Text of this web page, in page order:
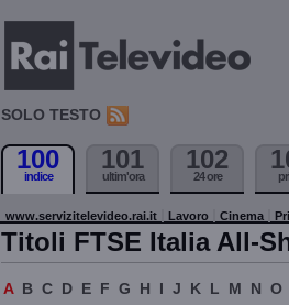
SOLO TESTO
100
indice
101
ultim'ora
102
24 ore
www.servizitelevideo.rai.it Lavoro Cinema
Titoli FTSE Italia All-
A B C D E F G H I J K L M N O